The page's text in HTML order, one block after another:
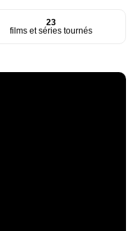
23
films et séries tournés